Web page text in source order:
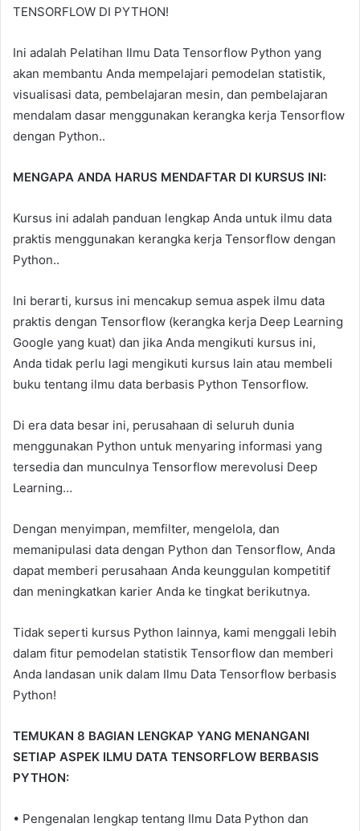
TENSORFLOW DI PYTHON!
Ini adalah Pelatihan Ilmu Data Tensorflow Python yang
akan membantu Anda mempelajari pemodelan statistik,
visualisasi data, pembelajaran mesin, dan pembelajaran
mendalam dasar menggunakan kerangka kerja Tensorflow
dengan Python..
MENGAPA ANDA HARUS MENDAFTAR DI KURSUS INI:
Kursus ini adalah panduan lengkap Anda untuk ilmu data
praktis menggunakan kerangka kerja Tensorflow dengan
Python..
Ini berarti, kursus ini mencakup semua aspek ilmu data
praktis dengan Tensorflow (kerangka kerja Deep Learning
Google yang kuat) dan jika Anda mengikuti kursus ini,
Anda tidak perlu lagi mengikuti kursus lain atau membeli
buku tentang ilmu data berbasis Python Tensorflow.
Di era data besar ini, perusahaan di seluruh dunia
menggunakan Python untuk menyaring informasi yang
tersedia dan munculnya Tensorflow merevolusi Deep
Learning…
Dengan menyimpan, memfilter, mengelola, dan
memanipulasi data dengan Python dan Tensorflow, Anda
dapat memberi perusahaan Anda keunggulan kompetitif
dan meningkatkan karier Anda ke tingkat berikutnya.
Tidak seperti kursus Python lainnya, kami menggali lebih
dalam fitur pemodelan statistik Tensorflow dan memberi
Anda landasan unik dalam Ilmu Data Tensorflow berbasis
Python!
TEMUKAN 8 BAGIAN LENGKAP YANG MENANGANI
SETIAP ASPEK ILMU DATA TENSORFLOW BERBASIS
PYTHON:
• Pengenalan lengkap tentang Ilmu Data Python dan